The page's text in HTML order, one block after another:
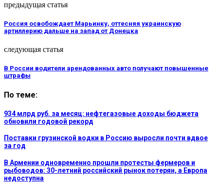
предыдущая статья
Россия освобождает Марьинку, оттесняя украинскую
артиллерию дальше на запад от Донецка
следующая статья
В России водители арендованных авто получают повышенные
штрафы
По теме:
934 млрд руб. за месяц: нефтегазовые доходы бюджета
обновили годовой рекорд
Поставки грузинской водки в Россию выросли почти вдвое
за год
В Армении одновременно прошли протесты фермеров и
рыбоводов: 30-летний российский рынок потерян, а Европа
недоступна